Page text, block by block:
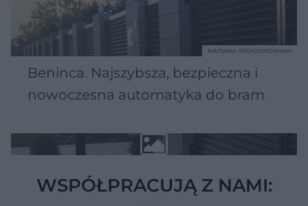
Beninca. Najszybsza, bezpieczna i
nowoczesna automatyka do bram
MATERIAŁ SPONSOROWANY
WSPÓŁPRACUJĄ Z NAMI: